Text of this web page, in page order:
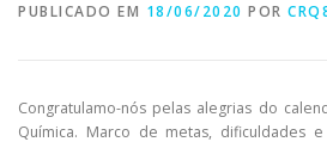
TRANSPARÊNCIA E PRESTAÇÃO
PUBLICADO EM 18/06/2020 POR
Congratulamo-nós pelas alegrias do
Química. Marco de metas, dificuldades